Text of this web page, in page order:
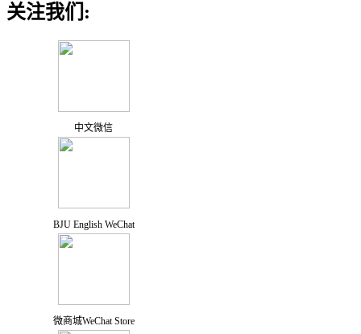
关注我们:
中文微信
BJU English WeChat
微商城WeChat Store